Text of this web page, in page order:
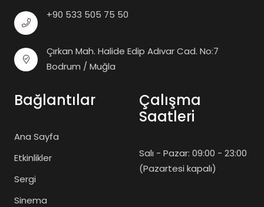
+90 533 505 75 50
Çırkan Mah. Halide Edip Adıvar Cad. No:7
Bodrum / Muğla
Bağlantılar
Ana Sayfa
Etkinlikler
Sergi
Sinema
Çalışma
Saatleri
Salı - Pazar: 09:00 - 23:00
(Pazartesi kapalı)